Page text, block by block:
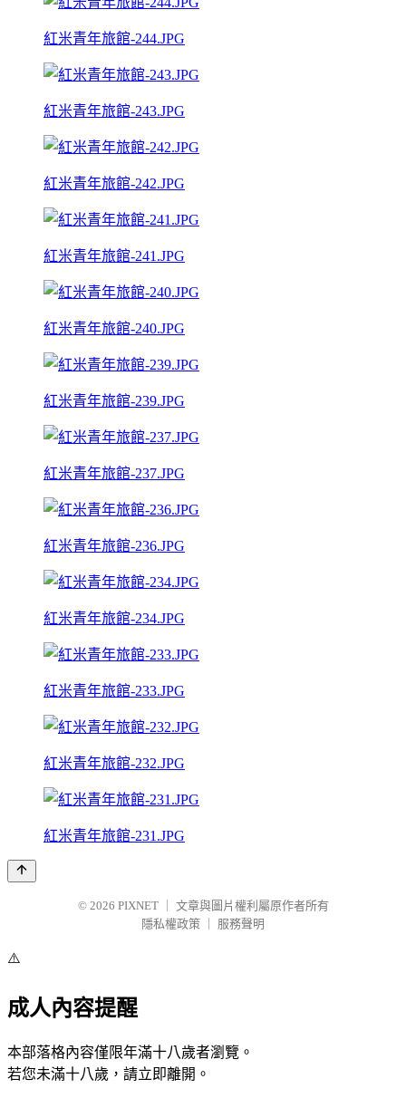
紅米青年旅館-244.JPG
紅米青年旅館-243.JPG
紅米青年旅館-242.JPG
紅米青年旅館-241.JPG
紅米青年旅館-240.JPG
紅米青年旅館-239.JPG
紅米青年旅館-237.JPG
紅米青年旅館-236.JPG
紅米青年旅館-234.JPG
紅米青年旅館-233.JPG
紅米青年旅館-232.JPG
紅米青年旅館-231.JPG
© 2026 PIXNET
文章與圖片權利屬原作者所有
隱私權政策
服務聲明
⚠️
成人內容提醒
本部落格內容僅限年滿十八歲者瀏覽。
若您未滿十八歲，請立即離開。